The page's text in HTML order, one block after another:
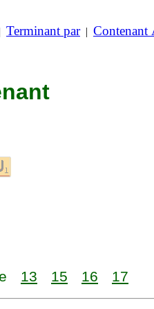
Terminant par| Contenant
13 15 16 17